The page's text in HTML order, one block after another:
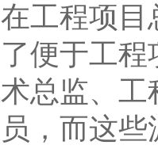
在工程项目
了便于工
术总监、工
员，而这